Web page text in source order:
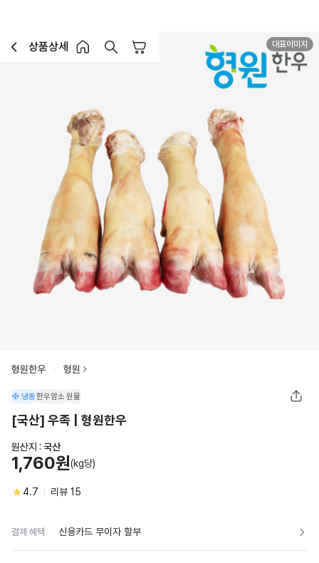
이전페이지로 이동
상품상세
홈 버튼홈 장바구니
대표이미지
형원한우 형원
냉동한우암소 원물
[국산] 우족 | 형원한우
원산지 : 국산
1,760원(kg당)
4.7 리뷰 15
결제 혜택 신용카드 무이자 할부